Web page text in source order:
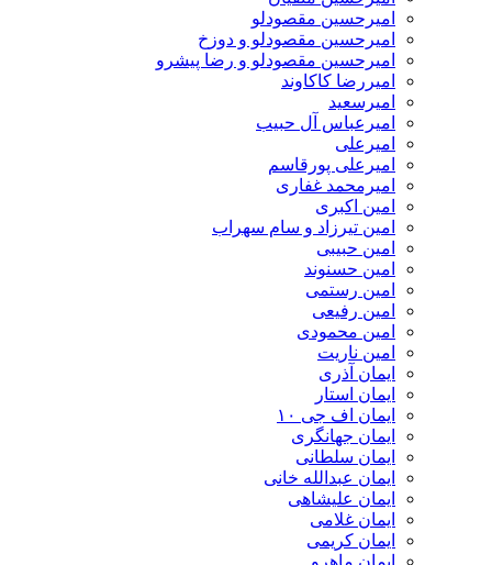
امیرحسین مقصودلو
امیرحسین مقصودلو و دوزخ
امیرحسین مقصودلو و رضا پیشرو
امیررضا کاکاوند
امیرسعید
امیرعباس آل حبیب
امیرعلی
امیرعلی پورقاسم
امیرمحمد غفاری
امین اکبری
امین تیرزاد و سام سهراب
امین حبیبی
امین حسنوند
امین رستمی
امین رفیعی
امین محمودی
امین ناریت
ایمان آذری
ایمان استار
ایمان اف جی ۱۰
ایمان جهانگری
ایمان سلطانی
ایمان عبدالله خانی
ایمان علیشاهی
ایمان غلامی
ایمان کریمی